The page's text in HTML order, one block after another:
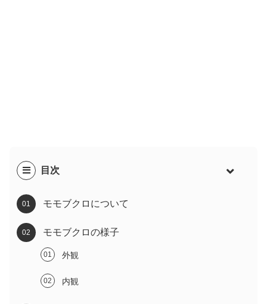
目次
モモブクロについて
モモブクロの様子
外観
内観